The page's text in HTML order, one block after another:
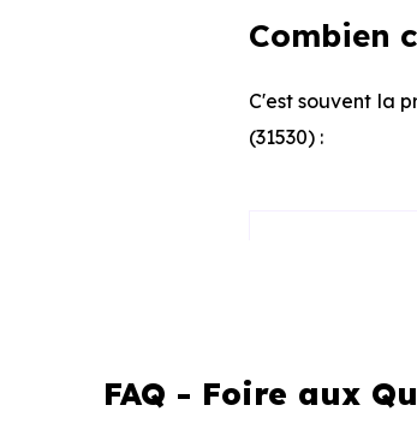
Combien
C'est souvent la
(31530) :
FAQ - Foire aux